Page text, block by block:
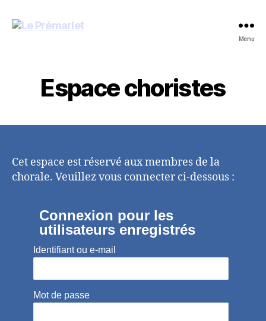
Menu
Espace choristes
Cet espace est réservé aux membres de la
chorale. Veuillez vous connecter ci-dessous :
Connexion pour les
utilisateurs enregistrés
Identifiant ou e-mail
Mot de passe